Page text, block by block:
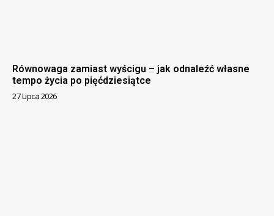
Równowaga zamiast wyścigu – jak odnaleźć własne
tempo życia po pięćdziesiątce
27 Lipca 2026